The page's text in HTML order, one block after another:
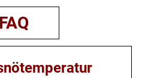
FAQ